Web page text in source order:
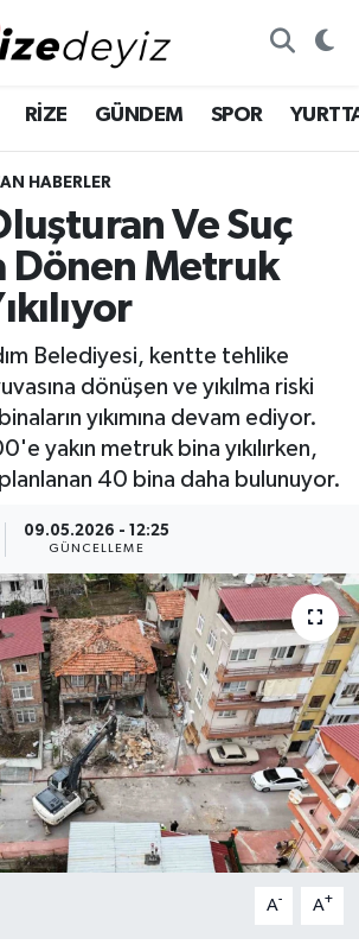
RİZE GÜNDEM SPOR
HABERLER
Ve Suç
Dönen Metruk
Belediyesi, kentte tehlike
dönüşen ve yıkılma riski
yıkımına devam ediyor.
yakın metruk bina yıkılırken,
planlanan 40 bina daha bulunuyor.
09.05.2026 - 12:25
GÜNCELLEME
A- A+
Haritası
Durumu ve Fikstür